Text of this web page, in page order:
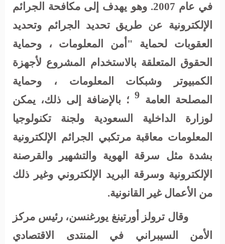
في عام 2007. وهو يهدف إلى مكافحة الجرائم
الإلكترونية عن طريق تحديد الجرائم وتحديد
العقوبات لحماية "أمن المعلومات ، وحماية
الحقوق المتعلقة بالاستخدام المشروع لأجهزة
الكمبيوتر وشبكات المعلومات ، وحماية
المصلحة العامة 9 ؛ بالإضافة إلى ذلك، يمكن
لوزارة الداخلية السعودية ولجنة تكنولوجيا
المعلومات معاقبة مرتكبي الجرائم الإلكترونية
بشدة مثل سرقة الهوية والتشهير والقرصنة
الإلكترونية وسرقة البريد الإلكتروني وغير ذلك
من الأعمال غير القانونية.
وقال ترولز أورتينغ يورغنسن، رئيس مركز
الأمن السيبراني في المنتدى الاقتصادي